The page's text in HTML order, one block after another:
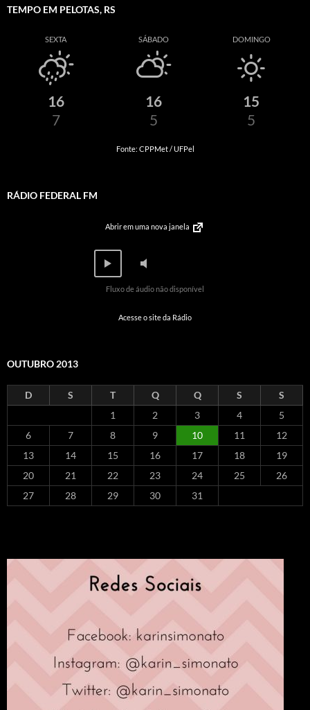
TEMPO EM PELOTAS, RS
SEXTA
16
7
SÁBADO
16
5
DOMINGO
15
5
Fonte: CPPMet / UFPel
RÁDIO FEDERAL FM
Abrir em uma nova janela
Fluxo de áudio não disponível
Acesse o site da Rádio
OUTUBRO 2013
D S T Q Q S
S
1
2 3 4
5
6
7 8 9 10 11
12
13
14 15 16 17 18
19
20
21 22 23 24 25
26
27
28 29 30 31